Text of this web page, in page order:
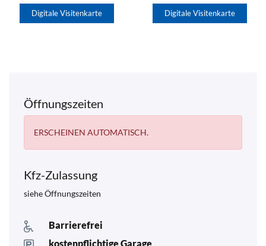
Digitale Visitenkarte Digitale Visitenkarte
Öffnungszeiten
ERSCHEINEN AUTOMATISCH.
Kfz-Zulassung
siehe Öffnungszeiten
Barrierefrei
kostenpflichtige Garage